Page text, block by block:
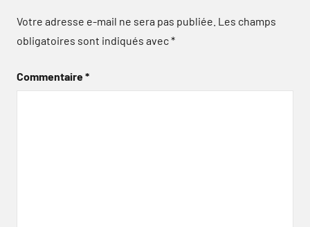
Votre adresse e-mail ne sera pas publiée. Les champs
obligatoires sont indiqués avec*
Commentaire*